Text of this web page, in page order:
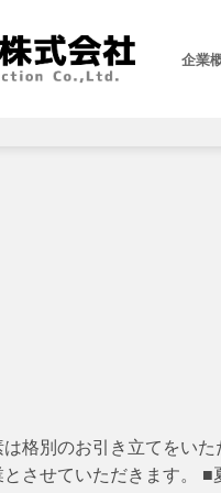
企業
は格別のお引き立てをい
とさせていただきます。